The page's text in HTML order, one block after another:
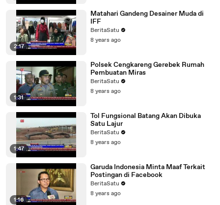
2:17
Matahari Gandeng Desainer Muda di
IFF
BeritaSatu
8 years ago
1:31
Polsek Cengkareng Gerebek Rumah
Pembuatan Miras
BeritaSatu
8 years ago
1:47
Tol Fungsional Batang Akan Dibuka
Satu Lajur
BeritaSatu
8 years ago
1:16
Garuda Indonesia Minta Maaf Terkait
Postingan di Facebook
BeritaSatu
8 years ago